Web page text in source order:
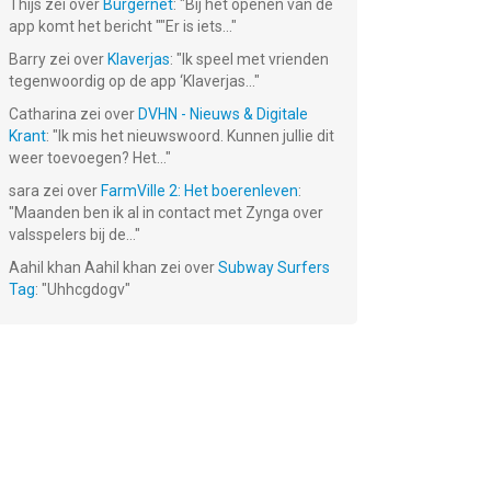
Thijs zei over Burgernet: "Bij het openen van de
app komt het bericht ""Er is iets... "
Barry zei over Klaverjas: " Ik speel met vrienden
tegenwoordig op de app ‘Klaverjas... "
Catharina zei over DVHN - Nieuws & Digitale
Krant: " Ik mis het nieuwswoord. Kunnen jullie dit
weer toevoegen? Het... "
sara zei over FarmVille 2: Het boerenleven:
"Maanden ben ik al in contact met Zynga over
valsspelers bij de... "
Aahil khan Aahil khan zei overSubway Surfers
Tag: "Uhhcgdogv"